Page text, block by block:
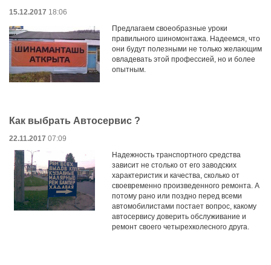
15.12.2017 18:06
Предлагаем своеобразные уроки
правильного шиномонтажа. Надеемся, что
они будут полезными не только желающим
овладевать этой профессией, но и более
опытным.
Как выбрать Автосервис ?
22.11.2017 07:09
Надежность транспортного средства
зависит не столько от его заводских
характеристик и качества, сколько от
своевременно произведенного ремонта. А
потому рано или поздно перед всеми
автомобилистами постает вопрос, какому
автосервису доверить обслуживание и
ремонт своего четырехколесного друга.